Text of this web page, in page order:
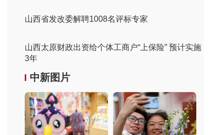
山西省发改委解聘1008名评标专家
山西太原财政出资给个体工商户“上保险” 预计实施
3年
中新图片